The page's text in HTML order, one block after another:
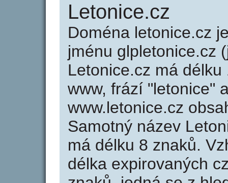
Letonice.cz
Doména letonice.cz
jménu glpletonice.cz
Letonice.cz má
www, frází "letonice"
www.letonice.cz
Samotný název
má délku 8 znaků.
délka expirovaných